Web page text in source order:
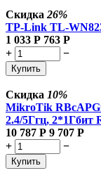
Скидка 26%
TP-Link TL-
1 033 Р 763 Р
+
−
Купить
Скидка 10%
MikroTik
2.4/5Ггц, 2*1Гбит
10 787 Р 9 707 Р
+
−
Купить